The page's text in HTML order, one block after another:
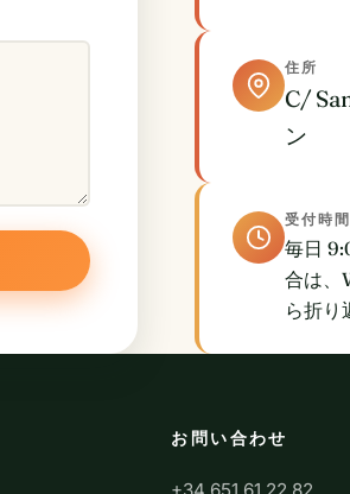
住所
C/
ン
受付時間
毎日
合は、
ら折り
お問い合わせ